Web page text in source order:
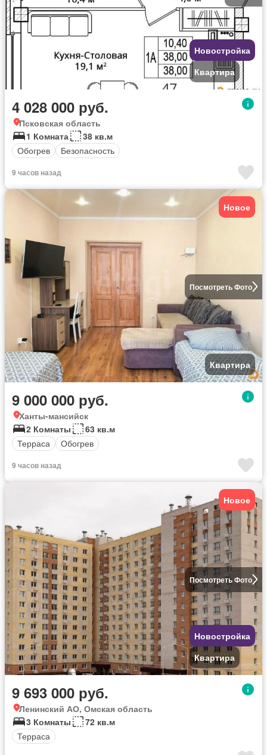
Новостройка
Квартира
4 028 000 руб.
Псковская область
1 Комната
38 кв.м
Обогрев
Безопасность
9 часов назад
Посмотреть Фото
Новое
Квартира
9 000 000 руб.
Ханты-мансийск
2 Комнаты
63 кв.м
Терраса
Обогрев
9 часов назад
Посмотреть Фото
Новое
Новостройка
Квартира
9 693 000 руб.
Ленинский АО, Омская область
3 Комнаты
72 кв.м
Терраса